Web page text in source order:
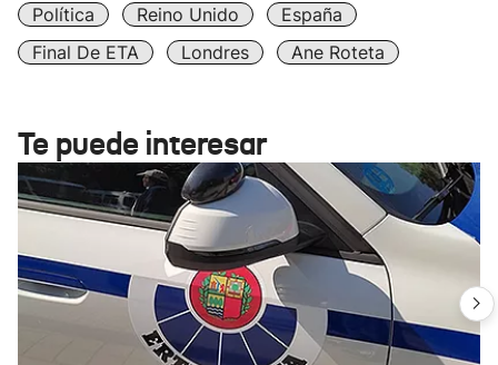
Política Reino Unido
España
Final De ETA
Londres Ane Roteta
Te puede interesar